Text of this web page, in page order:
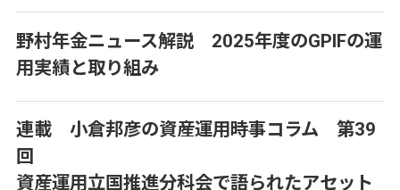
野村年金ニュース解説 2025年度のGPIFの運
用実績と取り組み
連載 小倉邦彦の資産運用時事コラム 第39
回
資産運用立国推進分科会で語られたアセット